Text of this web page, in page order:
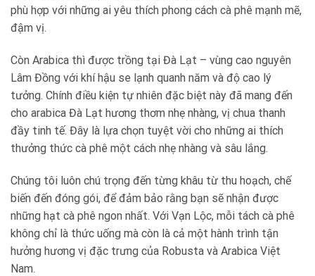
phù hợp với những ai yêu thích phong cách cà phê mạnh mẽ,
đậm vị.
Còn Arabica thì được trồng tại Đà Lạt – vùng cao nguyên
Lâm Đồng với khí hậu se lạnh quanh năm và độ cao lý
tưởng. Chính điều kiện tự nhiên đặc biệt này đã mang đến
cho arabica Đà Lạt hương thơm nhẹ nhàng, vị chua thanh
đầy tinh tế. Đây là lựa chọn tuyệt vời cho những ai thích
thưởng thức cà phê một cách nhẹ nhàng và sâu lắng.
Chúng tôi luôn chú trọng đến từng khâu từ thu hoạch, chế
biến đến đóng gói, để đảm bảo rằng bạn sẽ nhận được
những hạt cà phê ngon nhất. Với Vạn Lộc, mỗi tách cà phê
không chỉ là thức uống mà còn là cả một hành trình tận
hưởng hương vị đặc trưng của Robusta và Arabica Việt
Nam.